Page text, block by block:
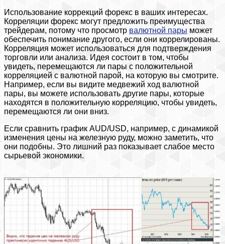
Использование коррекций форекс в ваших интересах.
Корреляции форекс могут предложить преимущества
трейдерам, потому что просмотр валютной пары может
обеспечить понимание другого, если они коррелированы.
Корреляция может использоваться для подтверждения
торговли или анализа. Идея состоит в том, чтобы
увидеть, перемещаются ли пары с положительной
корреляцией с валютной парой, на которую вы смотрите.
Например, если вы видите медвежий ход валютной
пары, вы можете использовать другие пары, которые
находятся в положительную корреляцию, чтобы увидеть,
перемещаются ли они вниз.
Если сравнить график AUD/USD, например, с динамикой
изменения цены на железную руду, можно заметить, что
они подобны. Это лишний раз показывает слабое место
сырьевой экономики.